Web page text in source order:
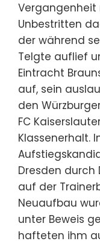
Vergangenheit
Unbestritten
der während
Telgte auflief
Eintracht
auf, sein
den
FC
Klassenerhalt.
Dresden durch
auf der
Neuaufbau
unter Beweis
hafteten ihm